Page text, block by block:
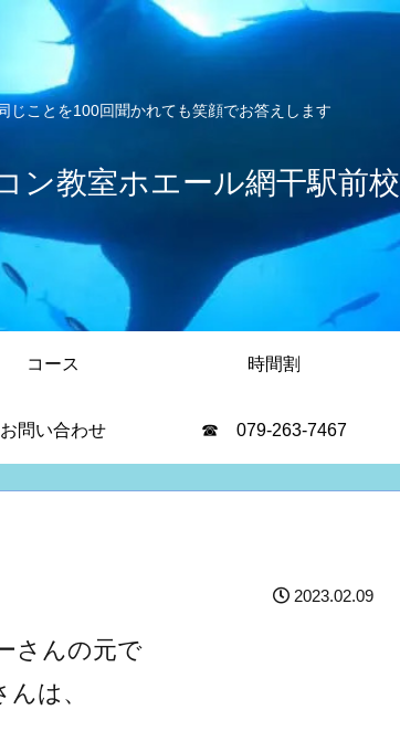
じことを100回聞かれても笑顔でお答えします
ン教室ホエール網干駅前校
コース 時間割
お問い合わせ ☎ 079-263-7467
2023.02.09
さんの元で
は、